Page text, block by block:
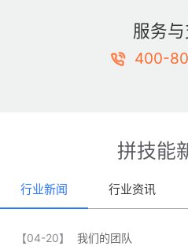
服务
400-
拼技能
行业新闻 行业资讯
【04-20】
我们的团队